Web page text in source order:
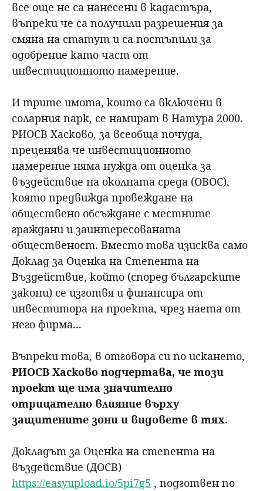
все още не са нанесени в кадастъра,
въпреки че са получили разрешения за
смяна на статут и са постъпили за
одобрение като част от
инвестиционното намерение.
И трите имота, които са включени в
соларния парк, се намират в Натура 2000.
РИОСВ Хасково, за всеобща почуда,
преценява че инвестиционното
намерение няма нужда от оценка за
въздействие на околната среда (ОВОС),
която предвижда провеждане на
обществено обсъждане с местните
граждани и заинтересованата
общественост. Вместо това изисква само
Доклад за Оценка на Степента на
Въздействие, който (според българските
закони) се изготвя и финансира от
инвеститора на проекта, чрез наета от
него фирма...
Въпреки това, в отговора си по искането,
РИОСВ Хасково подчертава, че този
проект ще има значително
отрицателно влияние върху
защитените зони и видовете в тях.
Докладът за Оценка на степента на
въздействие (ДОСВ)
https://easyupload.io/5pi7g5 , подготвен по